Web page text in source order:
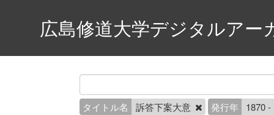
広島修道大学デジタルアー
タイトル名 訴答下案大意 発行年
1870